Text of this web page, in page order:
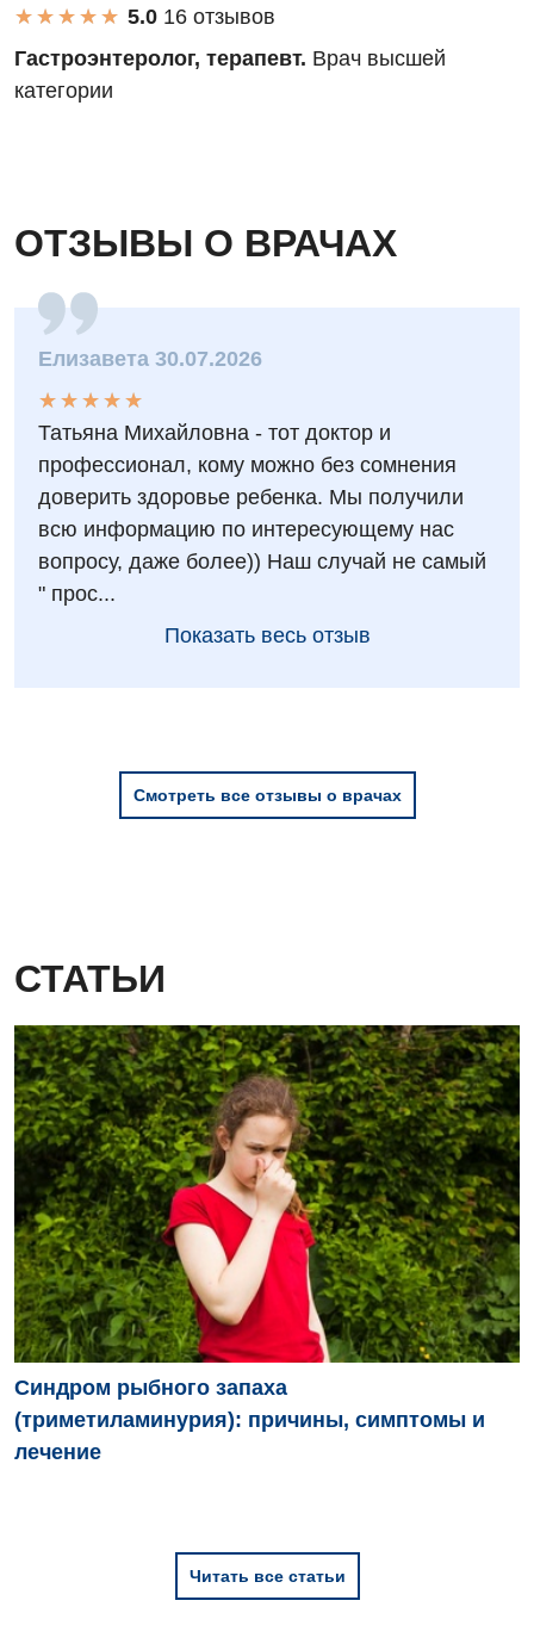
★
★
★
★
★
★ ★ ★ ★ ★
16 отзывов
Гастроэнтеролог, терапевт. Врач высшей
категории
ОТЗЫВЫ О ВРАЧАХ
Елизавета 30.07.2026
★
★
★
★
★
★ ★ ★ ★ ★
Татьяна Михайловна - тот доктор и
профессионал, кому можно без сомнения
доверить здоровье ребенка. Мы получили
всю информацию по интересующему нас
вопросу, даже более)) Наш случай не самый
" прос...
Показать весь отзыв
Смотреть все отзывы о врачах
СТАТЬИ
Синдром рыбного запаха
(триметиламинурия): причины, симптомы и
лечение
Читать все статьи